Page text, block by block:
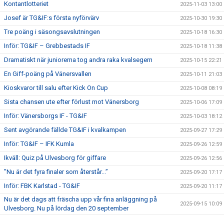
Kontantlotteriet 2025-11-03 13:00
Josef är TG&IF:s första nyförvärv 2025-10-30 19:30
Tre poäng i säsongsavslutningen 2025-10-18 16:30
Inför: TG&IF – Grebbestads IF 2025-10-18 11:38
Dramatiskt när juniorerna tog andra raka kvalsegern 2025-10-15 22:21
En Giff-poäng på Vänersvallen 2025-10-11 21:03
Kioskvaror till salu efter Kick On Cup 2025-10-08 08:19
Sista chansen ute efter förlust mot Vänersborg 2025-10-06 17:09
Inför: Vänersborgs IF - TG&IF 2025-10-03 18:12
Sent avgörande fällde TG&IF i kvalkampen 2025-09-27 17:29
Inför: TG&IF – IFK Kumla 2025-09-26 12:59
Ikväll: Quiz på Ulvesborg för giffare 2025-09-26 12:56
”Nu är det fyra finaler som återstår...” 2025-09-20 17:17
Inför: FBK Karlstad - TG&IF 2025-09-20 11:17
Nu är det dags att fräscha upp vår fina anläggning på
Ulvesborg. Nu på lördag den 20 september
2025-09-15 10:09